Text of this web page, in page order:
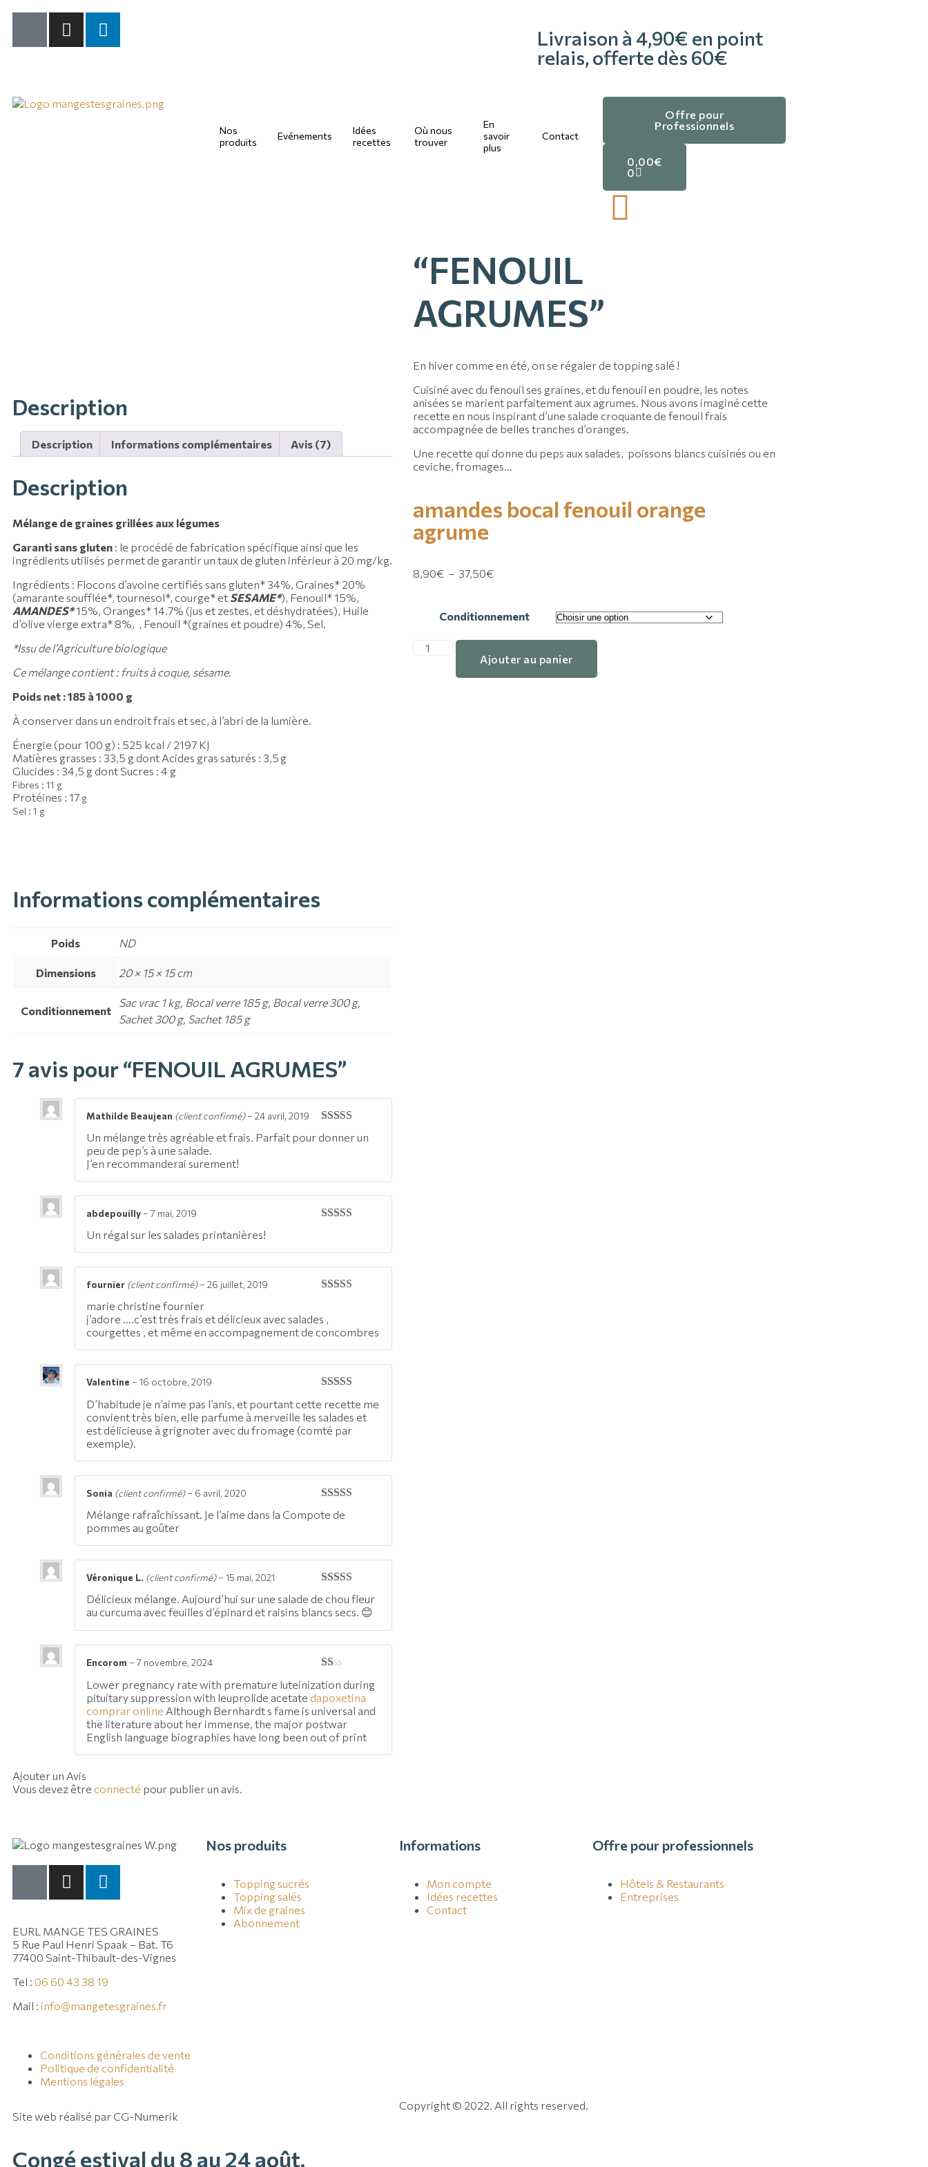
Livraison à 4,90€ en point
relais, offerte dès 60€
Nos
produits
Evénements
Idées
recettes
Où nous
trouver
En
savoir
plus
Contact
Offre pour
Professionnels
0,00€
0
Description
Description Informations complémentaires Avis (7)
Description
Mélange de graines grillées aux légumes
Garanti sans gluten : le procédé de fabrication spécifique ainsi que les
ingrédients utilisés permet de garantir un taux de gluten inférieur à 20 mg/kg.
Ingrédients : Flocons d’avoine certifiés sans gluten* 34%, Graines* 20%
(amarante soufflée*, tournesol*, courge* et SESAME*), Fenouil* 15%,
AMANDES*15%, Oranges* 14.7% (jus et zestes, et déshydratées), Huile
d’olive vierge extra* 8%, , Fenouil *(graines et poudre) 4%, Sel.
*Issu de l’Agriculture biologique
Ce mélange contient : fruits à coque, sésame.
Poids net : 185 à 1000 g
À conserver dans un endroit frais et sec, à l’abri de la lumière.
Énergie (pour 100 g) : 525 kcal / 2197 KJ
Matières grasses : 33,5 g dont Acides gras saturés : 3,5 g
Glucides : 34,5 g dont Sucres : 4 g
Fibres : 11 g
Protéines : 17 g
Sel : 1 g
Informations complémentaires
Poids ND
Dimensions 20 × 15 × 15 cm
Conditionnement
Sac vrac 1 kg, Bocal verre 185 g, Bocal verre 300 g,
Sachet 300 g, Sachet 185 g
7 avis pour“FENOUIL AGRUMES”
Note
Mathilde Beaujean (client confirmé) – 24 avril, 2019
Un mélange très agréable et frais. Parfait pour donner un
peu de pep’s à une salade.
J’en recommanderai surement!
abdepouilly – 7 mai, 2019
Un régal sur les salades printanières!
fournier (client confirmé) – 26 juillet, 2019
marie christine fournier
j’adore ….c’est très frais et délicieux avec salades ,
courgettes , et même en accompagnement de concombres
5 sur 5
Valentine – 16 octobre, 2019
D’habitude je n’aime pas l’anis, et pourtant cette recette me
convient très bien, elle parfume à merveille les salades et
est délicieuse à grignoter avec du fromage (comté par
exemple).
Note
Sonia (client confirmé) – 6 avril, 2020
Mélange rafraîchissant. Je l’aime dans la Compote de
pommes au goûter
Note sur 5
Véronique L. (client confirmé) – 15 mai, 2021
Délicieux mélange. Aujourd’hui sur une salade de chou fleur
au curcuma avec feuilles d’épinard et raisins blancs secs. 😊
1
sur
5
Encorom – 7 novembre, 2024
Lower pregnancy rate with premature luteinization during
pituitary suppression with leuprolide acetate dapoxetina
comprar online Although Bernhardt s fame is universal and
the literature about her immense, the major postwar
English language biographies have long been out of print
Ajouter un Avis
Vous devez être connecté pour publier un avis.
“FENOUIL
AGRUMES”
En hiver comme en été, on se régaler de topping salé !
Cuisiné avec du fenouil ses graines, et du fenouil en poudre, les notes
anisées se marient parfaitement aux agrumes. Nous avons imaginé cette
recette en nous inspirant d’une salade croquante de fenouil frais
accompagnée de belles tranches d’oranges.
Une recette qui donne du peps aux salades, poissons blancs cuisinés ou en
ceviche, fromages…
amandes bocalfenouil orange
agrume
8,90€ – 37,50€
Conditionnement
Ajouter au panier
EURL MANGE TES GRAINES
5 Rue Paul Henri Spaak – Bat. T6
77400 Saint-Thibault-des-Vignes
Tel : 06 60 43 38 19
Mail : info@mangetesgraines.fr
Nos produits
Topping sucrés
Topping salés
Mix de graines
Abonnement
Informations
Mon compte
Idées recettes
Contact
Offre pour professionnels
Hôtels & Restaurants
Entreprises
Conditions générales de vente
Politique de confidentialité
Mentions légales
Site web réalisé par CG-Numerik
Copyright © 2022. All rights reserved.
Congé estival du 8 au 24 août.